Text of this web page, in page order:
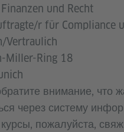
und Recht
r für Compliance
Vertraulich
Miller-Ring 18
внимание, что
через систему
пожалуйста,